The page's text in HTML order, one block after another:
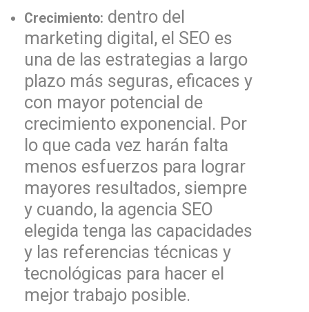
Crecimiento: dentro del
marketing digital, el SEO es
una de las estrategias a largo
plazo más seguras, eficaces y
con mayor potencial de
crecimiento exponencial. Por
lo que cada vez harán falta
menos esfuerzos para lograr
mayores resultados, siempre
y cuando, la agencia SEO
elegida tenga las capacidades
y las referencias técnicas y
tecnológicas para hacer el
mejor trabajo posible.